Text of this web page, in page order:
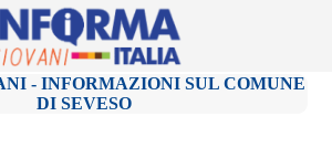
- INFORMAZIONI SUL COMUNE
DI SEVESO